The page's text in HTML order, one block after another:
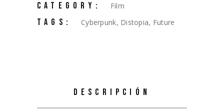
CATEGORY: Film
TAGS: Cyberpunk, Distopia, Future
DESCRIPCIÓN